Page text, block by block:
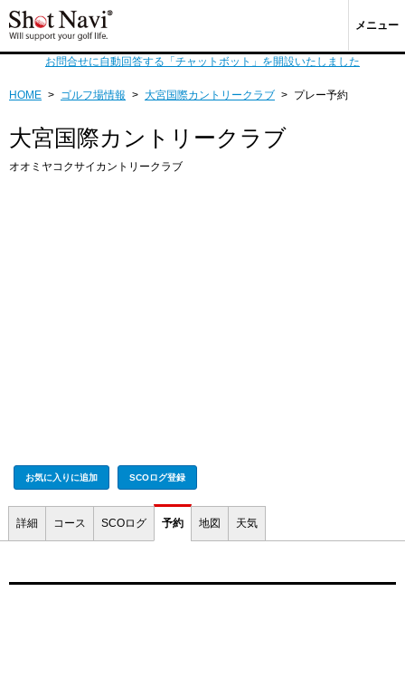
メニュー
お問合せに自動回答する「チャットボット」を開設いたしました
HOME > ゴルフ場情報 > 大宮国際カントリークラブ > プレー予約
大宮国際カントリークラブ
オオミヤコクサイカントリークラブ
お気に入りに追加 SCOログ登録
詳細 コース SCOログ 予約 地図 天気